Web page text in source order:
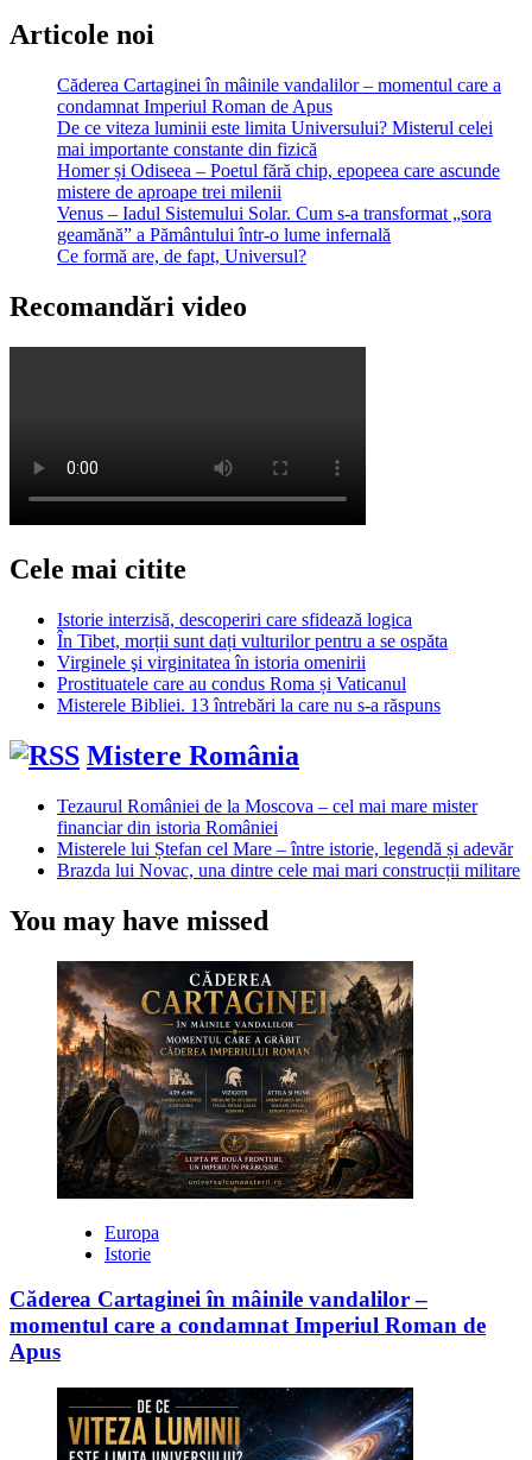
Articole noi
Căderea Cartaginei în mâinile vandalilor – momentul care a
condamnat Imperiul Roman de Apus
De ce viteza luminii este limita Universului? Misterul celei
mai importante constante din fizică
Homer și Odiseea – Poetul fără chip, epopeea care ascunde
mistere de aproape trei milenii
Venus – Iadul Sistemului Solar. Cum s-a transformat „sora
geamănă” a Pământului într-o lume infernală
Ce formă are, de fapt, Universul?
Recomandări video
Cele mai citite
Istorie interzisă, descoperiri care sfidează logica
În Tibet, morții sunt dați vulturilor pentru a se ospăta
Virginele şi virginitatea în istoria omenirii
Prostituatele care au condus Roma și Vaticanul
Misterele Bibliei. 13 întrebări la care nu s-a răspuns
Mistere România
Tezaurul României de la Moscova – cel mai mare mister
financiar din istoria României
Misterele lui Ștefan cel Mare – între istorie, legendă și adevăr
Brazda lui Novac, una dintre cele mai mari construcții militare
You may have missed
Europa
Istorie
Căderea Cartaginei în mâinile vandalilor –
momentul care a condamnat Imperiul Roman de
Apus